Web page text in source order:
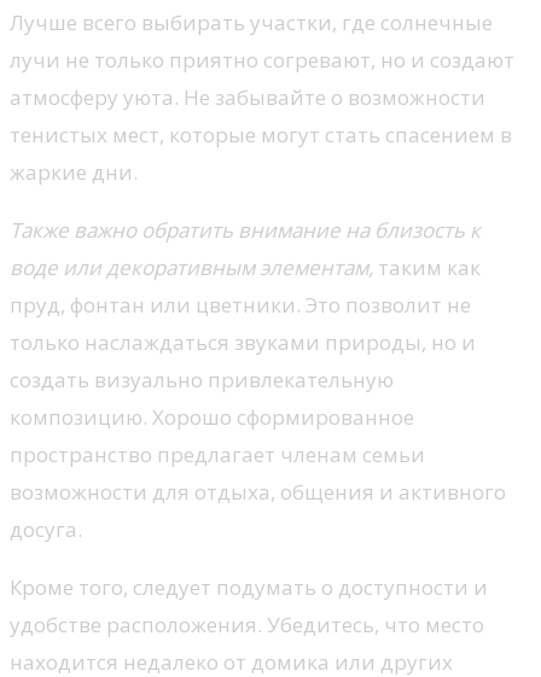
Лучше всего выбирать участки, где солнечные
лучи не только приятно согревают, но и создают
атмосферу уюта. Не забывайте о возможности
тенистых мест, которые могут стать спасением в
жаркие дни.
Также важно обратить внимание на близость к
воде или декоративным элементам, таким как
пруд, фонтан или цветники. Это позволит не
только наслаждаться звуками природы, но и
создать визуально привлекательную
композицию. Хорошо сформированное
пространство предлагает членам семьи
возможности для отдыха, общения и активного
досуга.
Кроме того, следует подумать о доступности и
удобстве расположения. Убедитесь, что место
находится недалеко от домика или других